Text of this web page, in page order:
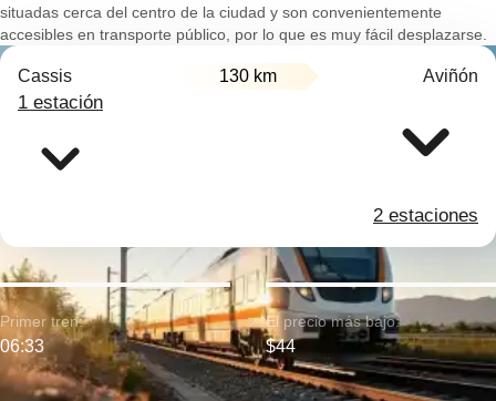
situadas cerca del centro de la ciudad y son convenientemente
accesibles en transporte público, por lo que es muy fácil desplazarse.
Cassis 130 km Aviñón
1 estación
2 estaciones
Primer tren:
06:33
El precio más bajo:
$44